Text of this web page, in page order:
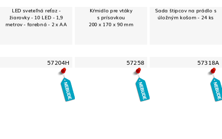
LED sveteľná reťaz -
žiarovky - 10 LED - 1,9
metrov - farebná - 2 x AA
Kŕmidlo pre vtáky
s prísavkou
200 x 170 x 90 mm
Sada štipcov na prádlo s
úložným košom - 24 ks
57204H 57258 57318A